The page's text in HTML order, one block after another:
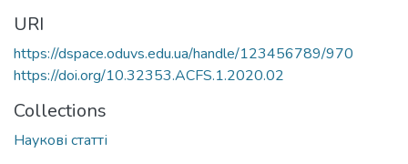
URI
https://dspace.oduvs.edu.ua/handle/123456789/970
https://doi.org/10.32353.ACFS.1.2020.02
Collections
Наукові статті